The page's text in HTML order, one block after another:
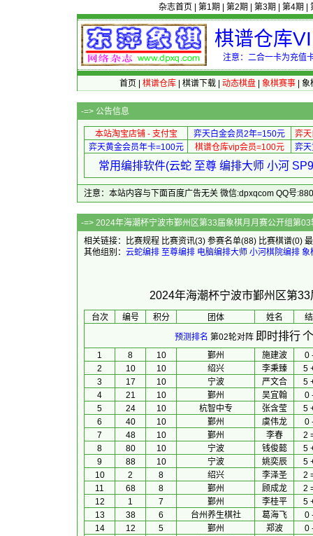
杂志首页 第1期 第2期 第3期 第4期
棋谱仓库
注意：二合一卡为充值
首页 棋谱仓库| 棋谱下载| 动态棋盘| 象棋赛事| 象
-=> 公告信息
本站淘宝店铺 - 支付宝 弈天白金会员2年=150元
弈
弈天黄金会员年卡=100元
棋谱仓库vip会员=100元 弈
常用编排软件(云蛇 至尊 编排大师 小河
注意：本站内容与下面百度广告无关 微信:dpxqcom QQ号
-=> 2024年海潮杯宁波市鄞州区第33届象棋
相关链接：
比赛规程 比赛资讯(3) 参赛名单(88) 比赛棋谱(0)
其他组别： 云蛇编排 至尊编排 电脑编排大师 小河棋院编排 象
2024年海潮杯宁波市鄞州区第
台次 编号 积分 团体 姓名
预测排名 第02轮对阵 即时排行
1 8 10 鄞州 施建波
0
2
10 10 绍兴 李秉臻
5
3
17 10 宁波 严文合
5
4
21 10 鄞州 吴宜翰
0
5
24 10 杭智中专 张含莹
5
6
40 10 鄞州 虞伟龙
0
7
48 10 鄞州 李春
2
8
80 10 宁波 钱俊懿
5
9
88 10 宁波 姚奕辰
5
10
2 8 绍兴 李泽圣
2
11
68 8 鄞州 顾成龙
2
12
1 7 鄞州 李桂平
5
13
38 6 台州养生棋社 葛海飞
0
14
12 5 鄞州 郑波
0